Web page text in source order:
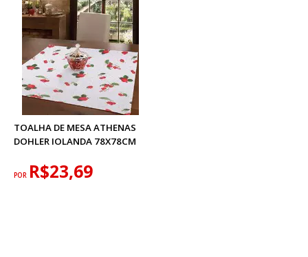
TOALHA DE MESA ATHENAS
DOHLER IOLANDA 78X78CM
POR R$23,69